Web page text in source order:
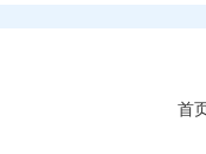
首